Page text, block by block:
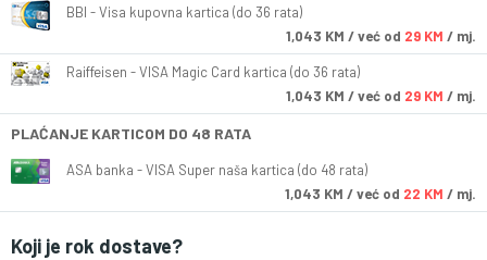
BBI - Visa kupovna kartica (do 36 rata)
1,043 KM / već od 29 KM / mj.
Raiffeisen - VISA Magic Card kartica (do 36 rata)
1,043 KM / već od 29 KM / mj.
PLAĆANJE KARTICOM DO 48 RATA
ASA banka - VISA Super naša kartica (do 48 rata)
1,043 KM / već od 22 KM / mj.
Koji je rok dostave?